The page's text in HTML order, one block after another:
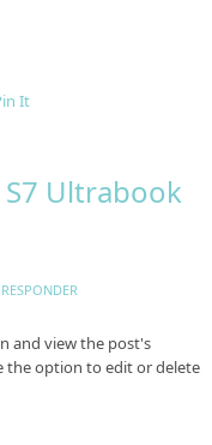
It
S7 Ultrabook
RESPONDER
and view the post's
the option to edit or delete